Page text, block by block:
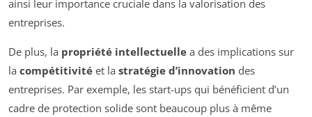
ainsi leur importance cruciale dans la valorisation des
entreprises.
De plus, la propriété intellectuelle a des implications sur
la compétitivité et la stratégie d’innovation des
entreprises. Par exemple, les start-ups qui bénéficient d’un
cadre de protection solide sont beaucoup plus à même